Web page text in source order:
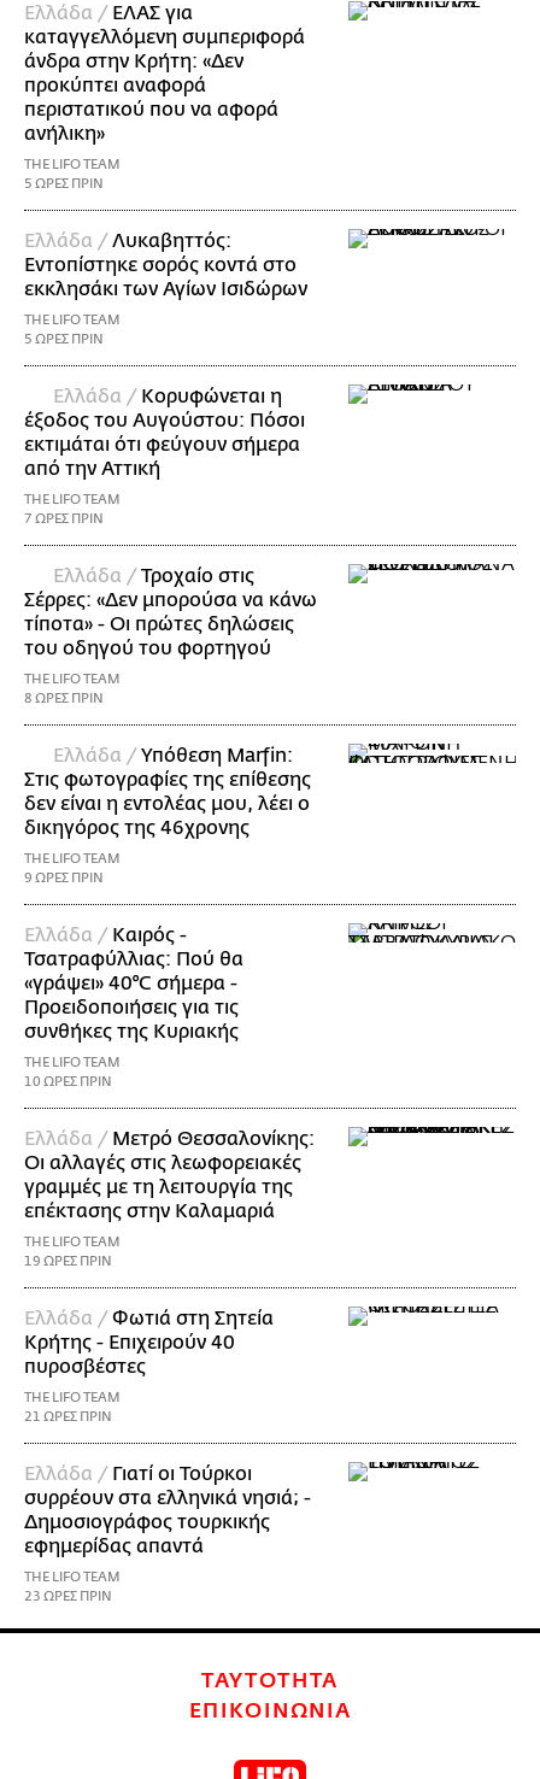
Ελλάδα / ΕΛΑΣ για
καταγγελλόμενη συμπεριφορά
άνδρα στην Κρήτη: «Δεν
προκύπτει αναφορά
περιστατικού που να αφορά
ανήλικη»
THE LIFO TEAM
5 ΩΡΕΣ ΠΡΙΝ
Ελλάδα /Λυκαβηττός:
Εντοπίστηκε σορός κοντά στο
εκκλησάκι των Αγίων Ισιδώρων
THE LIFO TEAM
5 ΩΡΕΣ ΠΡΙΝ
Ελλάδα / Κορυφώνεται η
έξοδος του Αυγούστου: Πόσοι
εκτιμάται ότι φεύγουν σήμερα
από την Αττική
THE LIFO TEAM
7 ΩΡΕΣ ΠΡΙΝ
Ελλάδα /Τροχαίο στις
Σέρρες: «Δεν μπορούσα να κάνω
τίποτα» - Οι πρώτες δηλώσεις
του οδηγού του φορτηγού
THE LIFO TEAM
8 ΩΡΕΣ ΠΡΙΝ
Ελλάδα /Υπόθεση Marfin:
Στις φωτογραφίες της επίθεσης
δεν είναι η εντολέας μου, λέει ο
δικηγόρος της 46χρονης
THE LIFO TEAM
9 ΩΡΕΣ ΠΡΙΝ
Ελλάδα / Καιρός -
Τσατραφύλλιας: Πού θα
«γράψει» 40°C σήμερα -
Προειδοποιήσεις για τις
συνθήκες της Κυριακής
THE LIFO TEAM
10 ΩΡΕΣ ΠΡΙΝ
Ελλάδα / Μετρό Θεσσαλονίκης:
Οι αλλαγές στις λεωφορειακές
γραμμές με τη λειτουργία της
επέκτασης στην Καλαμαριά
THE LIFO TEAM
19 ΩΡΕΣ ΠΡΙΝ
Ελλάδα /Φωτιά στη Σητεία
Κρήτης - Επιχειρούν 40
πυροσβέστες
THE LIFO TEAM
21 ΩΡΕΣ ΠΡΙΝ
Ελλάδα / Γιατί οι Τούρκοι
συρρέουν στα ελληνικά νησιά; -
Δημοσιογράφος τουρκικής
εφημερίδας απαντά
THE LIFO TEAM
23 ΩΡΕΣ ΠΡΙΝ
ΤΑΥΤΟΤΗΤΑ
ΕΠΙΚΟΙΝΩΝΙΑ